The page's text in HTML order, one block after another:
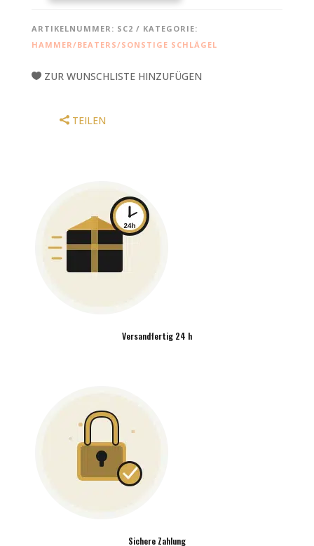
BALTER
ARTIKELNUMMER: SC2
KATEGORIE:
HAMMER/BEATERS/SONSTIGE SCHLÄGEL
ZUR WUNSCHLISTE HINZUFÜGEN
TEILEN
Versandfertig 24 h
Sichere Zahlung